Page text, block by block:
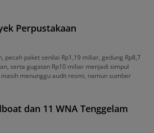
Perpustakaan
pecah paket senilai Rp1,19 miliar, gedung Rp8,7
serta gugatan Rp10 miliar menjadi simpul
menunggu audit resmi, namun sumber
dan 11 WNA Tenggelam